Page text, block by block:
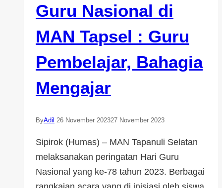
Guru Nasional di
MAN Tapsel : Guru
Pembelajar, Bahagia
Mengajar
ByAdil 26 November 202327 November 2023
Sipirok (Humas) – MAN Tapanuli Selatan
melaksanakan peringatan Hari Guru
Nasional yang ke-78 tahun 2023. Berbagai